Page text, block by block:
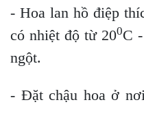
- Hoa lan hồ điệp
có nhiệt độ từ 200C
ngột.
- Đặt chậu hoa ở